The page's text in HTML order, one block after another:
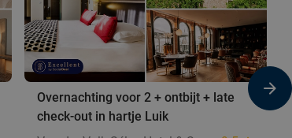
Overnachting voor 2 + ontbijt + late
check-out in hartje Luik